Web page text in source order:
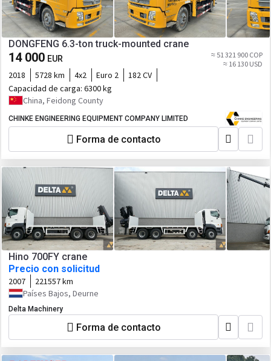
DONGFENG 6.3-ton truck-mounted crane
14 000 EUR
≈ 51 321 900 COP
≈ 16 130 USD
2018 5728 km 4x2 Euro 2
182 CV
Capacidad de carga: 6300 kg
China, Feidong County
CHINKE ENGINEERING EQUIPMENT COMPANY LIMITED
Forma de contacto
Hino 700FY crane
Precio con solicitud
2007
221557 km
Países Bajos, Deurne
Delta Machinery
Forma de contacto